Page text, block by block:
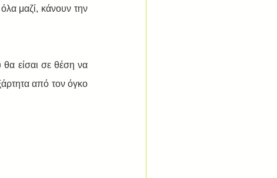
μαζί, κάνουν την
είσαι σε θέση να
από τον όγκο